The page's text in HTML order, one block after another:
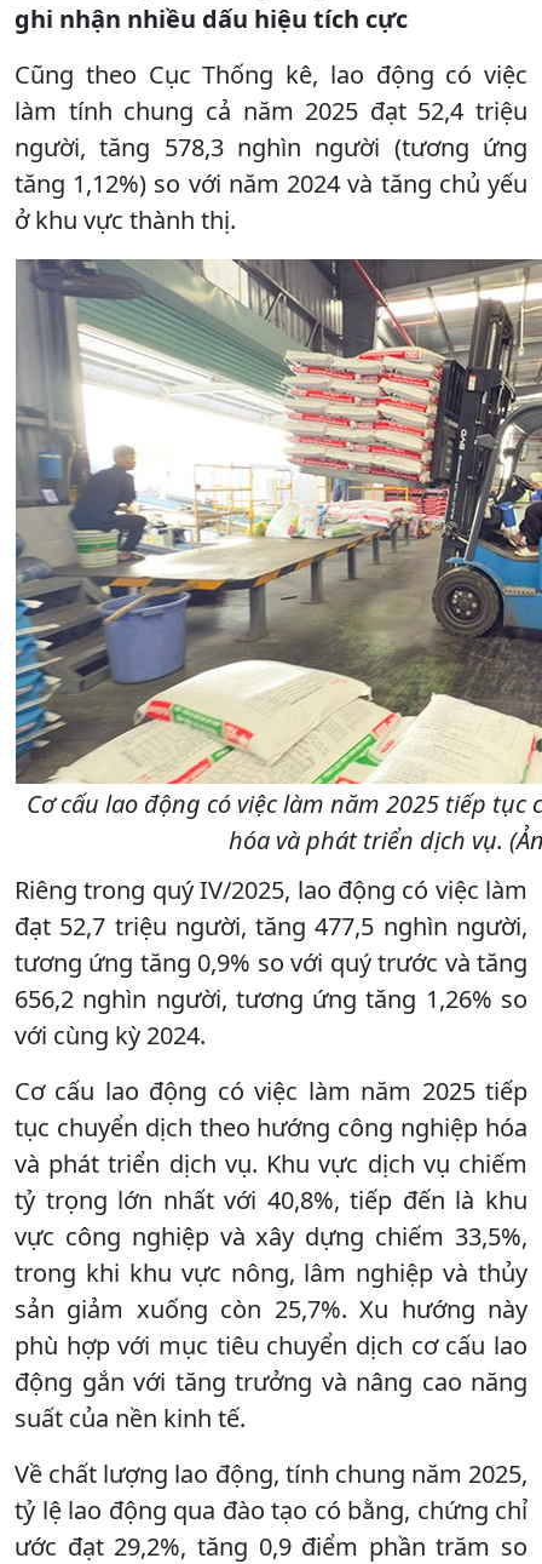
ghi nhận nhiều dấu hiệu tích cực
Cũng theo Cục Thống kê, lao động có việc
làm tính chung cả năm 2025 đạt 52,4 triệu
người, tăng 578,3 nghìn người (tương ứng
tăng 1,12%) so với năm 2024 và tăng chủ yếu
ở khu vực thành thị.
Cơ cấu lao động có việc làm năm 2025 tiếp
hóa và phát triển dịch vụ.
Riêng trong quý IV/2025, lao động có việc làm
đạt 52,7 triệu người, tăng 477,5 nghìn người,
tương ứng tăng 0,9% so với quý trước và tăng
656,2 nghìn người, tương ứng tăng 1,26% so
với cùng kỳ 2024.
Cơ cấu lao động có việc làm năm 2025 tiếp
tục chuyển dịch theo hướng công nghiệp hóa
và phát triển dịch vụ. Khu vực dịch vụ chiếm
tỷ trọng lớn nhất với 40,8%, tiếp đến là khu
vực công nghiệp và xây dựng chiếm 33,5%,
trong khi khu vực nông, lâm nghiệp và thủy
sản giảm xuống còn 25,7%. Xu hướng này
phù hợp với mục tiêu chuyển dịch cơ cấu lao
động gắn với tăng trưởng và nâng cao năng
suất của nền kinh tế.
Về chất lượng lao động, tính chung năm 2025,
tỷ lệ lao động qua đào tạo có bằng, chứng chỉ
ước đạt 29,2%, tăng 0,9 điểm phần trăm so